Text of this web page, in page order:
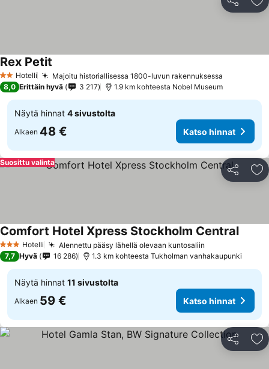
Jaa
2 Tähtiluokitus
Hotelli Majoitu historiallisessa 1800-luvun rakennuksessa
Rex Petit
8,0 Erittäin hyvä 3 217 1.9 km kohteesta Nobel Museum
Näytä hinnat 4 sivustolta
Alkaen 48 € Katso hinnat
Jaa
Suosittu valinta
3 Tähtiluokitus
Hotelli Alennettu pääsy lähellä olevaan kuntosaliin
Comfort Hotel Xpress Stockholm Central
7,7 Hyvä 16 286 1.3 km kohteesta Tukholman vanhakaupunki
Näytä hinnat 11 sivustolta
Alkaen 59 € Katso hinnat
Jaa